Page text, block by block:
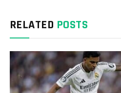
RELATED POSTS